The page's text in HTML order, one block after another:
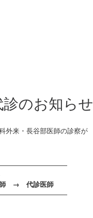
のお知らせ
外来・長谷部医師の診察が
師 → 代診医師